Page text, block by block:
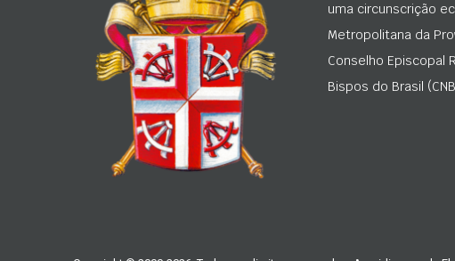
uma circunscrição
Metropolitana da
Conselho Episcopal
Bispos do Brasil